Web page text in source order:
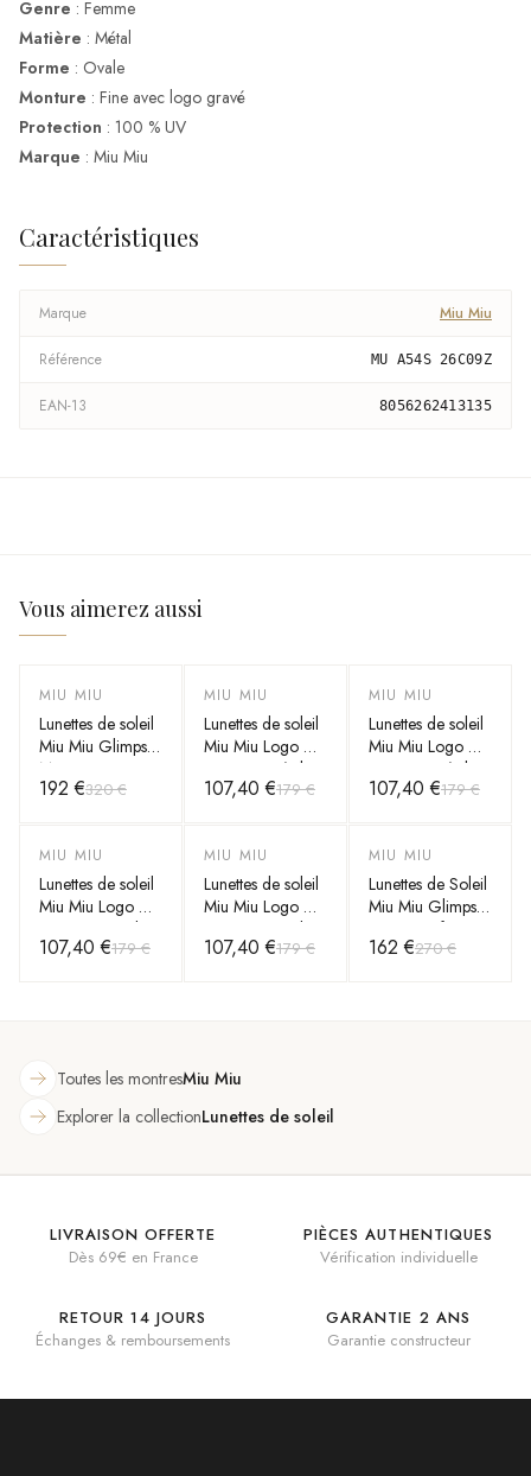
Genre : Femme
Matière : Métal
Forme : Ovale
Monture : Fine avec logo gravé
Protection : 100 % UV
Marque : Miu Miu
Caractéristiques
Marque Miu Miu
Référence MU A54S 26C09Z
EAN-13 8056262413135
Vous aimerez aussi
-40%
MIU MIU
Lunettes de soleil
Miu Miu Glimpse
MU 06ZS en
acétate
192 €320 €
-40%
MIU MIU
Lunettes de soleil
Miu Miu Logo MU
52YS en métal
107,40 €179 €
-40%
MIU MIU
Lunettes de soleil
Miu Miu Logo MU
52YS en métal
107,40 €179 €
-40%
MIU MIU
Lunettes de soleil
Miu Miu Logo MU
52YS en métal
107,40 €179 €
-40%
MIU MIU
Lunettes de soleil
Miu Miu Logo MU
52YS en métal
107,40 €179 €
-40%
MIU MIU
Lunettes de Soleil
Miu Miu Glimpse
MU 07YS forme
rectangle en
162 €270 €
Toutes les montresMiu Miu
Explorer la collectionLunettes de soleil
LIVRAISON OFFERTE
Dès 69€ en France
PIÈCES AUTHENTIQUES
Vérification individuelle
RETOUR 14 JOURS
Échanges & remboursements
GARANTIE 2 ANS
Garantie constructeur